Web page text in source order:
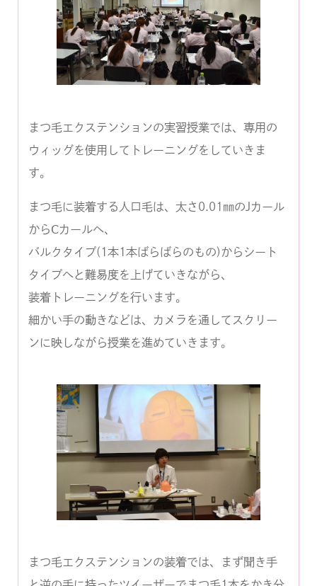
まつ毛エクステンションの実習授業では、専用の
ウィッグを使用してトレーニングをしていきま
す。
まつ毛に装着する人口毛は、太さ0.01㎜のJカール
からⅭカールへ、
バルクタイプ(1本1本ばらばらのもの)からシート
タイプへと難易度を上げていきながら、
装着トレーニングを行います。
細かい手の動きなどは、カメラを通してスクリー
ンに映しながら授業を進めていきます。
まつ毛エクステンションの装着では、まず聞き手